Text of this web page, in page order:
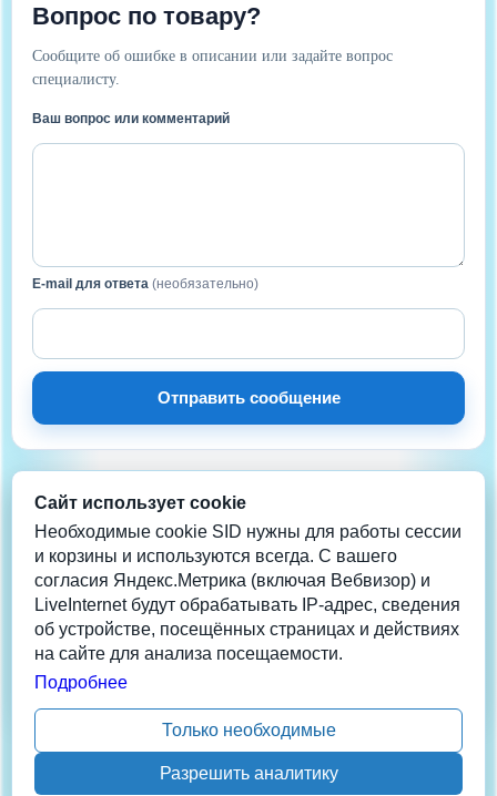
Вопрос по товару?
Сообщите об ошибке в описании или задайте вопрос
специалисту.
Ваш вопрос или комментарий
E-mail для ответа (необязательно)
Отправить сообщение
НА СВЯЗИ
Нужна помощь?
Телеграм
info@coolera.ru
+7 962-942-2013
Данные обновлены: 06/08/26 19:33:55 1
Сайт использует cookie
Необходимые cookie SID нужны для работы сессии
и корзины и используются всегда. С вашего
согласия Яндекс.Метрика (включая Вебвизор) и
LiveInternet будут обрабатывать IP-адрес, сведения
об устройстве, посещённых страницах и действиях
на сайте для анализа посещаемости.
Подробнее
Только необходимые
Разрешить аналитику